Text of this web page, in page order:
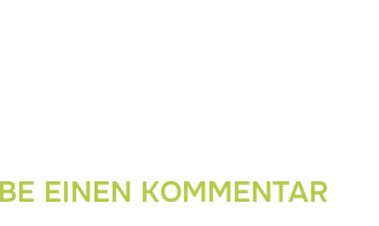
EINEN KOMMENTAR